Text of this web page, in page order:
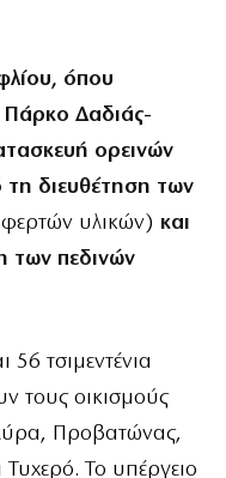
όπου
Πάρκο Δαδιάς-
ορεινών
διευθέτηση των
υλικών) και
των πεδινών
56 τσιμεντένια
τους οικισμούς
Προβατώνας,
Το υπέργειο